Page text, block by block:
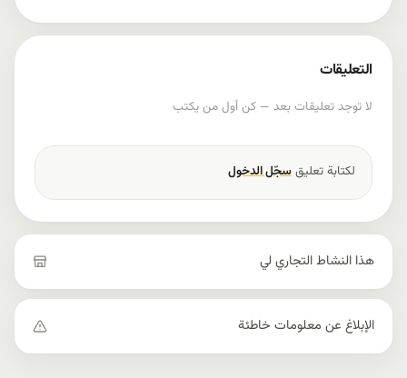
التعليقات
لا توجد تعليقات بعد — كن أول من يكتب
لكتابة تعليقسجّل الدخول
هذا النشاط التجاري لي
الإبلاغ عن معلومات خاطئة